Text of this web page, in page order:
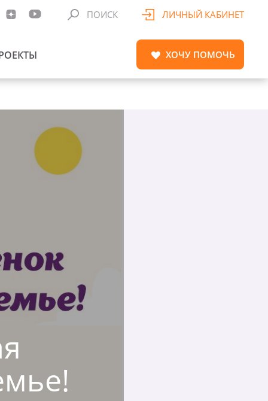
ПОИСК ЛИЧНЫЙ КАБИНЕТ
ХОЧУ ПОМОЧЬ